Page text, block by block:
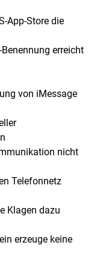
App-Store die
erreicht
von iMessage
nicht
Telefonnetz
Klagen dazu
erzeuge keine